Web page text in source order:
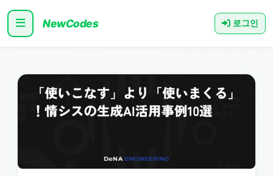
NewCodes 로그인